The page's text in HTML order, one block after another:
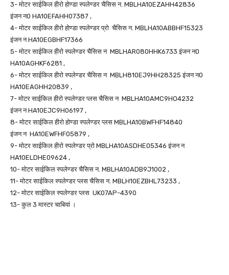
3- मोटर साईकिल हीरो होण्डा स्पलेण्डर चैसिस न. MBLHA10EZAHH42836
इंजन न0 HA10EFAHH07387 ,
4- मोटर साईकिल हीरो होण्डा स्पलेण्डर प्रो चैसिस न. MBLHA10ABBHF15323
इंजन न HA10EGBHF17366
5- मोटर साईकिल हीरो स्पलेण्डर चैसिस न MBLHAR080HHK6733 इंजन न0
HA10AGHKF6281 ,
6- मोटर साईकिल हीरो स्पलेण्डर चैसिस न MBLH810EJ9HH28325 इंजन न0
HA10EAGHH20839 ,
7- मोटर साईकिल हीरो स्पलेण्डर प्लस चैसिस न MBLHA10AMC9HO4232
इंजन न HA10EJC9H06197 ,
8- मोटर साईकिल हीरो होण्डा स्पलेण्डर प्लस MBLHA10BWFHF14840
इंजन न HA10EWFHF05879 ,
9- मोटर साईकिल हीरो स्पलेण्डर प्रो MBLHA10ASDHE05346 इंजन न
HA10ELDHE09624 ,
10- मोटर साईकिल स्पलेण्डर चैसिस न. MBLHA10ADB9J1002 ,
11- मोटर साईकिल स्पलेण्डर प्लस चैसिस न. MBLH10EZBHL73233 ,
12- मोटर साईकिल स्पलेण्डर प्लस UK07AP-4390
13- कुल 3 मास्टर चाबियां ।